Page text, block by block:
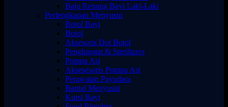
Baju Renang Bayi Laki-Laki
Perlengkapan Menyusui
Botol Bayi
Botol
Aksesoris Dot Botol
Penghangat & Sterilizers
Pompa Asi
Aksesesoris Pompa Asi
Perawatan Payudara
Bantal Menyusui
Kursi Bayi